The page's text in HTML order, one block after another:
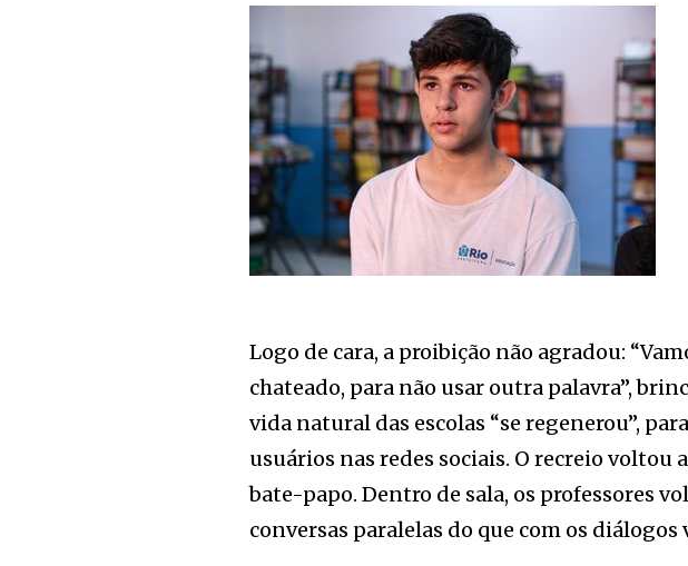
Logo de cara, a proibição não agradou:
chateado, para não usar outra palavra”,
vida natural das escolas “se regenerou”,
usuários nas redes sociais. O recreio voltou
bate-papo. Dentro de sala, os professores
conversas paralelas do que com os diálogos